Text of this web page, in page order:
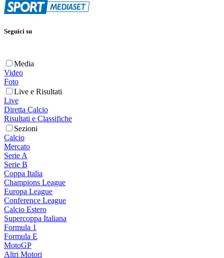
Seguici su
Media
Video
Foto
Live e Risultati
Live
Diretta Calcio
Risultati e Classifiche
Sezioni
Calcio
Mercato
Serie A
Serie B
Coppa Italia
Champions League
Europa League
Conference League
Calcio Estero
Supercoppa Italiana
Formula 1
Formula E
MotoGP
Altri Motori